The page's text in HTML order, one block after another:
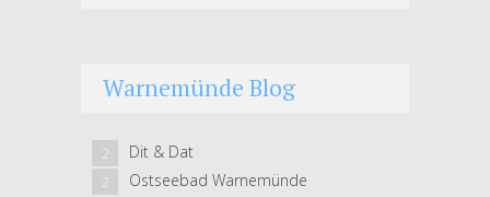
Warnemünde Blog
Dit & Dat
2
Ostseebad Warnemünde
2